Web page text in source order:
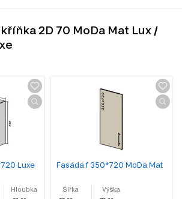
2D 70 MoDa Mat Lux /
Luxe
Hloubka
Fasáda f 350*720 MoDa Mat
Šířka Výška